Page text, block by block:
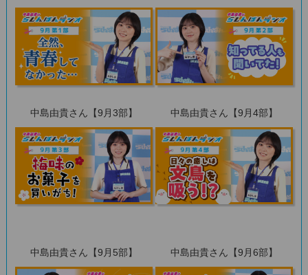
中島由貴さん【9月3部】 中島由貴さん【9月4部】
中島由貴さん【9月5部】 中島由貴さん【9月6部】